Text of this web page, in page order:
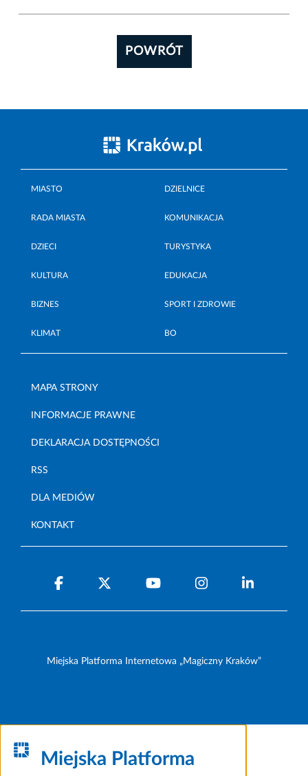
POWRÓT
MIASTO DZIELNICE
RADA MIASTA KOMUNIKACJA
DZIECI TURYSTYKA
KULTURA EDUKACJA
BIZNES SPORT I ZDROWIE
KLIMAT BO
MAPA STRONY
INFORMACJE PRAWNE
DEKLARACJA DOSTĘPNOŚCI
RSS
DLA MEDIÓW
KONTAKT
Miejska Platforma Internetowa „Magiczny Kraków”
Miejska Platforma